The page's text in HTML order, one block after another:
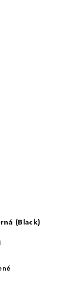
(Black)